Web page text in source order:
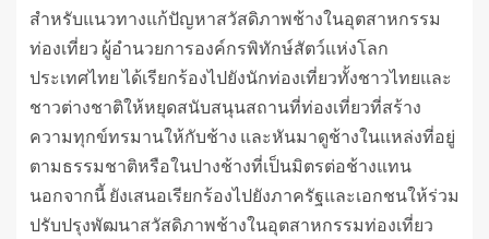
สำหรับแนวทางแก้ปัญหาสวัสดิภาพช้างในอุตสาหกรรม
ท่องเที่ยว ผู้อำนวยการองค์กรพิทักษ์สัตว์แห่งโลก
ประเทศไทย ได้เรียกร้องไปยังนักท่องเที่ยวทั้งชาวไทยและ
ชาวต่างชาติให้หยุดสนับสนุนสถานที่ท่องเที่ยวที่สร้าง
ความทุกข์ทรมานให้กับช้าง และหันมาดูช้างในแหล่งที่อยู่
ตามธรรมชาติหรือในปางช้างที่เป็นมิตรต่อช้างแทน
นอกจากนี้ ยังเสนอเรียกร้องไปยังภาครัฐและเอกชนให้ร่วม
ปรับปรุงพัฒนาสวัสดิภาพช้างในอุตสาหกรรมท่องเที่ยว